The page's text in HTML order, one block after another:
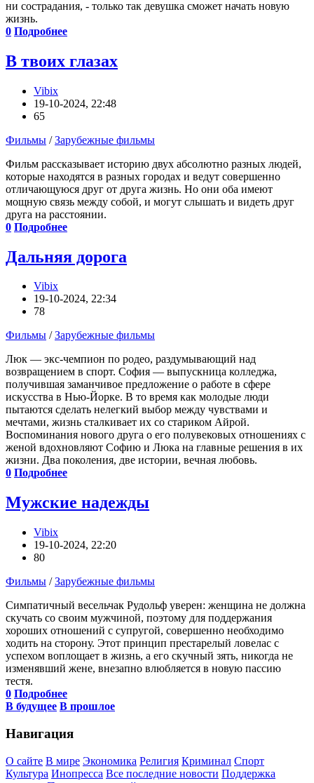
ни сострадания, - только так девушка сможет начать новую
жизнь.
0 Подробнее
В твоих глазах
Vibix
19-10-2024, 22:48
65
Фильмы /Зарубежные фильмы
Фильм рассказывает историю двух абсолютно разных людей,
которые находятся в разных городах и ведут совершенно
отличающуюся друг от друга жизнь. Но они оба имеют
мощную связь между собой, и могут слышать и видеть друг
друга на расстоянии.
0 Подробнее
Дальняя дорога
Vibix
19-10-2024, 22:34
78
Фильмы /Зарубежные фильмы
Люк — экс-чемпион по родео, раздумывающий над
возвращением в спорт. София — выпускница колледжа,
получившая заманчивое предложение о работе в сфере
искусства в Нью-Йорке. В то время как молодые люди
пытаются сделать нелегкий выбор между чувствами и
мечтами, жизнь сталкивает их со стариком Айрой.
Воспоминания нового друга о его полувековых отношениях с
женой вдохновляют Софию и Люка на главные решения в их
жизни. Два поколения, две истории, вечная любовь.
0 Подробнее
Мужские надежды
Vibix
19-10-2024, 22:20
80
Фильмы /Зарубежные фильмы
Симпатичный весельчак Рудольф уверен: женщина не должна
скучать со своим мужчиной, поэтому для поддержания
хороших отношений с супругой, совершенно необходимо
ходить на сторону. Этот принцип престарелый ловелас с
успехом воплощает в жизнь, а его скучный зять, никогда не
изменявший жене, внезапно влюбляется в новую пассию
тестя.
0 Подробнее
В будущее В прошлое
Навигация
О сайте В мире Экономика Религия Криминал Спорт
Культура Инопресса Все последние новости Поддержка